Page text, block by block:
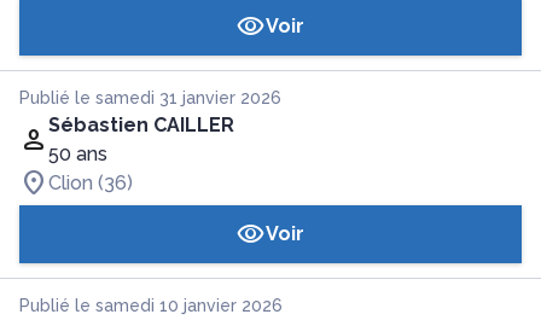
Voir
Publié le samedi 31 janvier 2026
Sébastien CAILLER
50 ans
Clion (36)
Voir
Publié le samedi 10 janvier 2026